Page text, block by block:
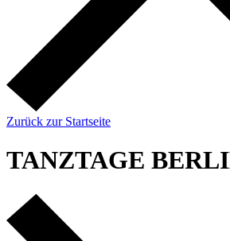
Zurück zur Startseite
TANZTAGE